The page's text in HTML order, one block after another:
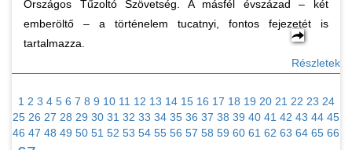
Országos Tűzoltó Szövetség. A másfél évszázad – két
emberöltő – a történelem tucatnyi, fontos fejezetét is
tartalmazza.
Részletek
1 2 3 4 5 6 7 8 9 10 11 12 13 14 15 16 17 18 19 20 21 22 23 24
25 26 27 28 29 30 31 32 33 34 35 36 37 38 39 40 41 42 43 44 45
46 47 48 49 50 51 52 53 54 55 56 57 58 59 60 61 62 63 64 65 66